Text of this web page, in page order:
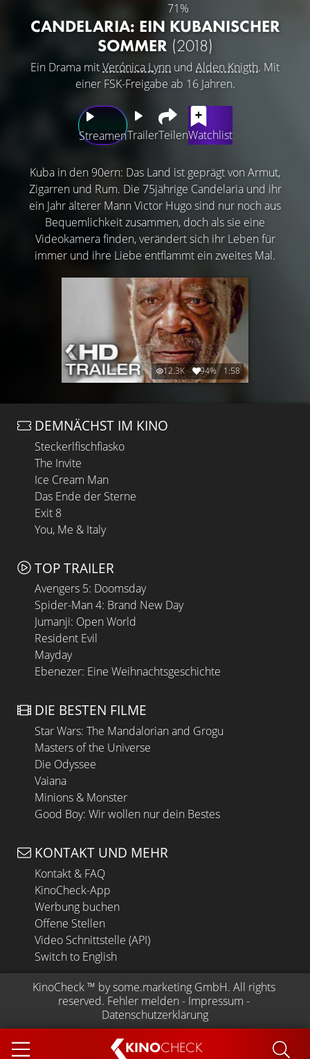
KINOCHECK
71%
CANDELARIA: EIN KUBANISCHER
SOMMER (2018)
Ein Drama mitVerónica Lynn und Alden Knigth. Mit
einer FSK-Freigabe ab 16 Jahren.
StreamenTrailerTeilenWatchlist
Kuba in den 90ern: Das Land ist geprägt von Armut,
Zigarren und Rum. Die 75jährige Candelaria und ihr
ein Jahr älterer Mann Victor Hugo sind nur noch aus
Bequemlichkeit zusammen, doch als sie eine
Videokamera finden, verändert sich ihr Leben für
immer und ihre Liebe entflammt ein zweites Mal.
12.3K 94% 1:58
DEMNÄCHST IM KINO
Steckerlfischfiasko
The Invite
Ice Cream Man
Das Ende der Sterne
Exit 8
You, Me & Italy
TOP TRAILER
Avengers 5: Doomsday
Spider-Man 4: Brand New Day
Jumanji: Open World
Resident Evil
Mayday
Ebenezer: Eine Weihnachtsgeschichte
DIE BESTEN FILME
Star Wars: The Mandalorian and Grogu
Masters of the Universe
Die Odyssee
Vaiana
Minions & Monster
Good Boy: Wir wollen nur dein Bestes
KONTAKT UND MEHR
Kontakt & FAQ
KinoCheck-App
Werbung buchen
Offene Stellen
Video Schnittstelle (API)
Switch to English
KinoCheck ™ by some.marketing GmbH. All rights
reserved. Fehler melden - Impressum -
Datenschutzerklärung